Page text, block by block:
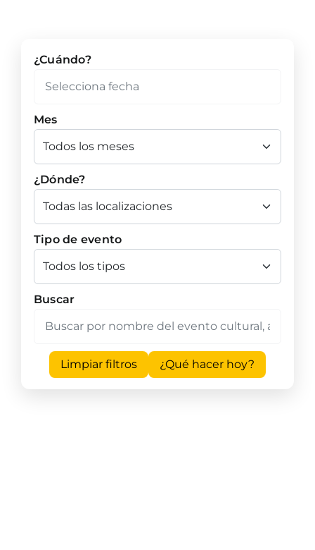
¿Cuándo?
Mes
¿Dónde?
Tipo de evento
Buscar
Limpiar filtros ¿Qué hacer hoy?